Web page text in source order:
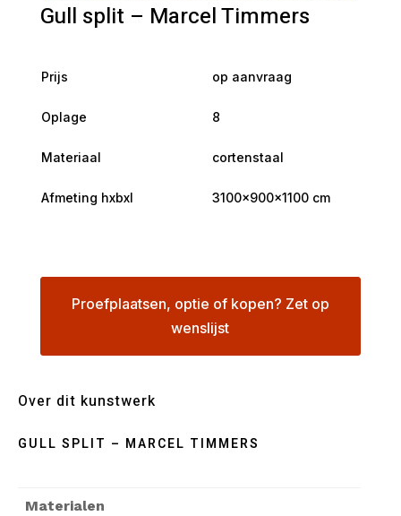
Gull split – Marcel Timmers
Prijs op aanvraag
Oplage 8
Materiaal cortenstaal
Afmeting hxbxl 3100x900x1100 cm
Proefplaatsen, optie of kopen? Zet op
wenslijst
Over dit kunstwerk
GULL SPLIT – MARCEL TIMMERS
Materialen